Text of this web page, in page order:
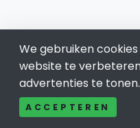
We gebruiken
website te
advertenties te tonen.
ACCEPTEREN